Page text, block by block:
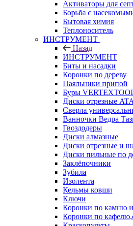
Активаторы для
Борьба с
Бытовая химия
Теплоноситель
ИНСТРУМЕНТ
Назад
ИНСТРУМЕНТ
Биты и насадки
Коронки по дереву
Паяльники припой
Буры
Диски отрезные
Сверла
Ванночки Ведра
Гвоздодеры
Диски алмазные
Диски отрезные и
Диски пильные по
Заклёпочники
Зубила
Изолента
Кельмы ковши
Ключи
Коронки по камню
Коронки по